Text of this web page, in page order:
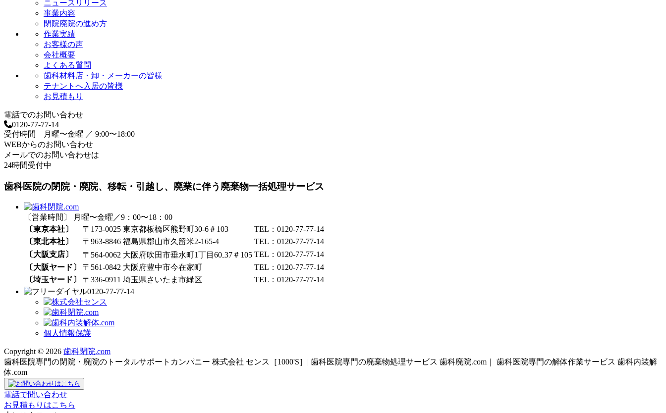
ニュースリリース
事業内容
閉院廃院の進め方
作業実績
お客様の声
会社概要
よくある質問
歯科材料店・卸・メーカーの皆様
テナントへ入居の皆様
お見積もり
電話でのお問い合わせ
0120-77-77-14
受付時間 月曜〜金曜 ／ 9:00〜18:00
WEBからのお問い合わせ
メールでのお問い合わせは
24時間受付中
歯科医院の閉院・廃院、移転・引越し、廃業に伴う廃棄物一括処理サービス
〔営業時間〕 月曜〜金曜／9：00〜18：00
〔東京本社〕
〒173-0025 東京都板橋区熊野町30-6＃103
TEL：0120-77-77-14
〔東北本社〕
〒963-8846 福島県郡山市久留米2-165-4
TEL：0120-77-77-14
〔大阪支店〕
〒564-0062 大阪府吹田市垂水町1丁目60₋37＃105 TEL：0120-77-77-14
〔大阪ヤード〕
〒561-0842 大阪府豊中市今在家町
TEL：0120-77-77-14
〔埼玉ヤード〕
〒336-0911 埼玉県さいたま市緑区
TEL：0120-77-77-14
0120-77-77-14
個人情報保護
Copyright © 2026 歯科閉院.com
歯科医院専門の閉院・廃院のトータルサポートカンパニー 株式会社 センス［1000'S］| 歯科医院専門の廃棄物処理サービス 歯科廃院.com｜ 歯科医院専門の解体作業サービス 歯科内装解
体.com
電話で問い合わせ
お見積もりはこちら